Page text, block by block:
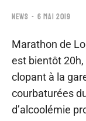
NEWS 6 MAI 2019
Marathon de
est bientôt
clopant à la
courbaturées
d’alcoolémie